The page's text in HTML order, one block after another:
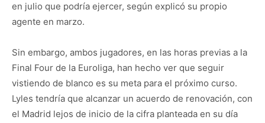
en julio que podría ejercer, según explicó su propio
agente en marzo.
Sin embargo, ambos jugadores, en las horas previas a la
Final Four de la Euroliga, han hecho ver que seguir
vistiendo de blanco es su meta para el próximo curso.
Lyles tendría que alcanzar un acuerdo de renovación, con
el Madrid lejos de inicio de la cifra planteada en su día